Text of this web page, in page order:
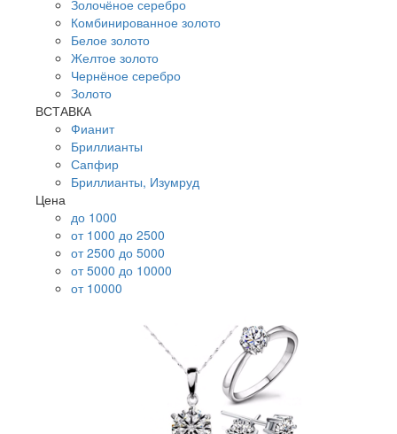
Золочёное серебро
Комбинированное золото
Белое золото
Желтое золото
Чернёное серебро
Золото
ВСТАВКА
Фианит
Бриллианты
Сапфир
Бриллианты, Изумруд
Цена
до 1000
от 1000 до 2500
от 2500 до 5000
от 5000 до 10000
от 10000